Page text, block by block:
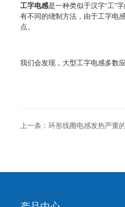
工字电感是一种类似于汉字“工”
有不同的绕制方法，由于工字电
点。
我们会发现，大型工字电感多数
上一条：环形线圈电感发热严重